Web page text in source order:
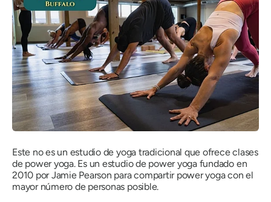
Este no es un estudio de yoga tradicional que ofrece clases
de power yoga. Es un estudio de power yoga fundado en
2010 por Jamie Pearson para compartir power yoga con el
mayor número de personas posible.